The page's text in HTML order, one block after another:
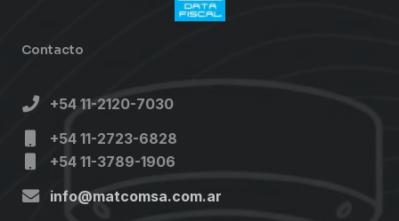
Contacto
+54 11-2120-7030
+54 11-2723-6828
+54 11-3789-1906
info@matcomsa.com.ar